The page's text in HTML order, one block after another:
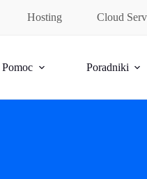
Hosting Cloud
Pomoc Poradniki